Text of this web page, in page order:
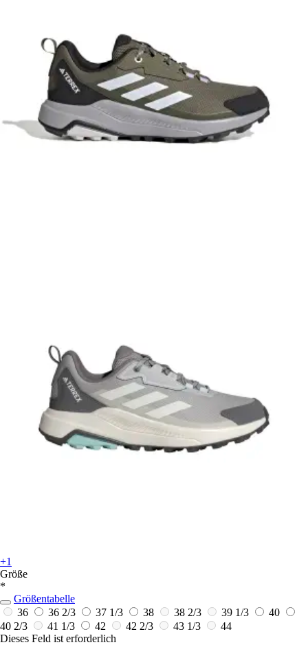
+1
Größe
*
Größentabelle
36
36 2/3 37 1/3 38 38 2/3 39 1/3
40
40 2/3
41 1/3 42 42 2/3 43 1/3
44
Dieses Feld ist erforderlich